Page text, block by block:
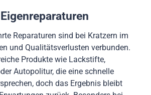
Reparaturen sind bei Kratzern im
und Qualitätsverlusten verbunden.
Produkte wie Lackstifte,
Autopolitur, die eine schnelle
doch das Ergebnis bleibt